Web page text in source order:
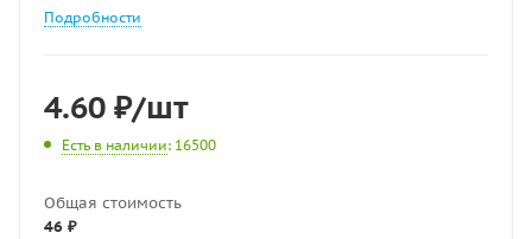
Подробности
4.60 ₽/шт
Есть в наличии: 16500
Общая стоимость
46 ₽